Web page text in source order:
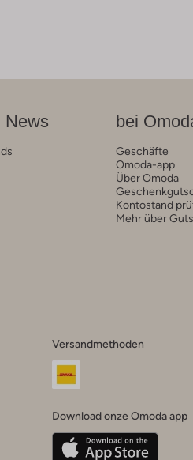
News bei
Geschäfte
Omoda-app
Über Omoda
Kontostand
Mehr über
Versandmethoden
Download onze Omoda app